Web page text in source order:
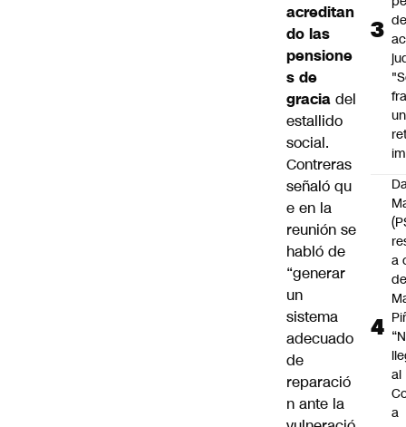
acreditan
do las
pensione
s de
gracia del
estallido
social.
Contreras
señaló qu
e en la
reunión se
habló de
“generar
un
sistema
adecuado
de
reparació
n ante la
de
un
a
de
al
a